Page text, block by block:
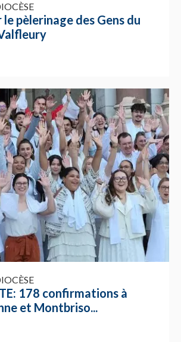
pèlerinage des Gens du
178 confirmations à
et Montbriso...